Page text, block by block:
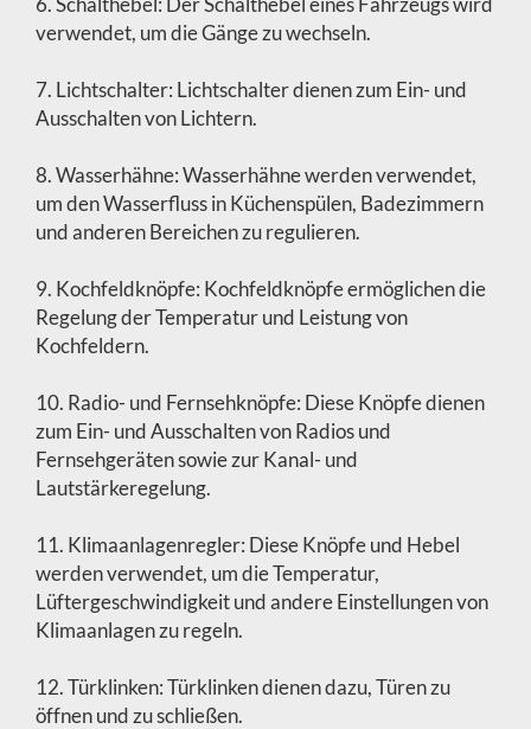
verwendet, um die Gänge zu wechseln.
7. Lichtschalter: Lichtschalter dienen zum Ein- und
Ausschalten von Lichtern.
8. Wasserhähne: Wasserhähne werden verwendet,
um den Wasserfluss in Küchenspülen, Badezimmern
und anderen Bereichen zu regulieren.
9. Kochfeldknöpfe: Kochfeldknöpfe ermöglichen die
Regelung der Temperatur und Leistung von
Kochfeldern.
10. Radio- und Fernsehknöpfe: Diese Knöpfe dienen
zum Ein- und Ausschalten von Radios und
Fernsehgeräten sowie zur Kanal- und
Lautstärkeregelung.
11. Klimaanlagenregler: Diese Knöpfe und Hebel
werden verwendet, um die Temperatur,
Lüftergeschwindigkeit und andere Einstellungen von
Klimaanlagen zu regeln.
12. Türklinken: Türklinken dienen dazu, Türen zu
öffnen und zu schließen.